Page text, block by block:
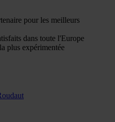
pour les meilleurs
dans toute l'Europe
plus expérimentée